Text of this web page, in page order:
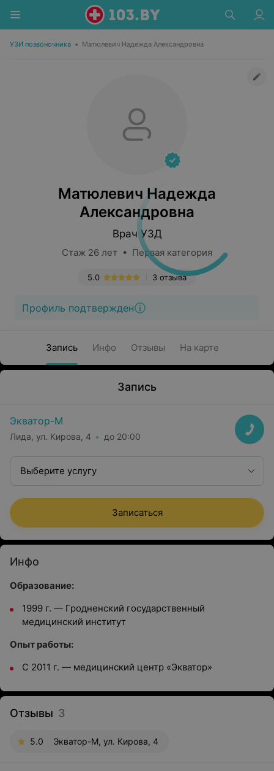
УЗИ позвоночника • Матюлевич Надежда Александровна
Матюлевич Надежда
Александровна
Врач УЗД
Стаж 26 лет • Первая категория
3 отзыва
5.0
Профиль подтвержден
Запись Инфо Отзывы На карте
Запись
Экватор-М
Лида, ул. Кирова, 4 до 20:00
Выберите услугу
Записаться
Инфо
Образование:
1999 г. — Гродненский государственный
медицинский институт
Опыт работы:
С 2011 г. — медицинский центр «Экватор»
Отзывы 3
5.0 Экватор-М, ул. Кирова, 4